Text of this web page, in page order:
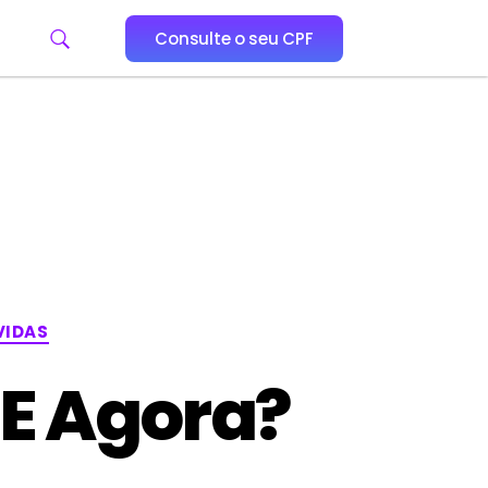
Consulte o seu CPF
Agora?